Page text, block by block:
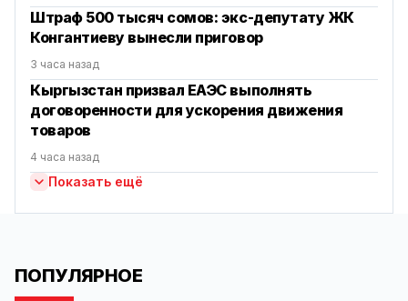
Штраф 500 тысяч сомов: экс-депутату ЖК
Конгантиеву вынесли приговор
3 часа назад
Кыргызстан призвал ЕАЭС выполнять
договоренности для ускорения движения
товаров
4 часа назад
Показать ещё
ПОПУЛЯРНОЕ